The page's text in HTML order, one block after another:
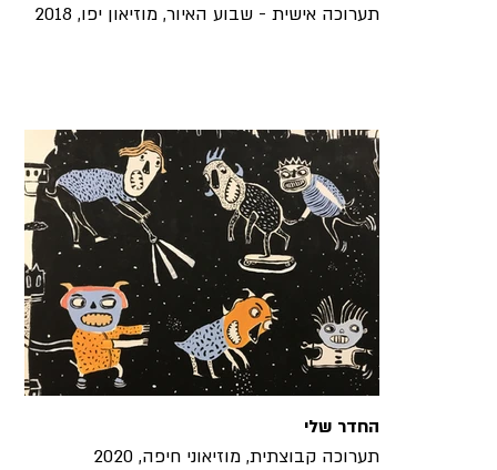
תערוכה אישית - שבוע האיור, מוזיאון יפו, 2018
החדר שלי
תערוכה קבוצתית, מוזיאוני חיפה, 2020